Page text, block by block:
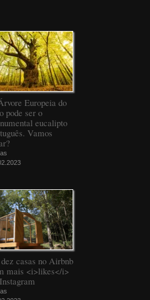
Europeia do
pode ser o
eucalipto
Vamos
casas no Airbnb
mais <i>likes</i>